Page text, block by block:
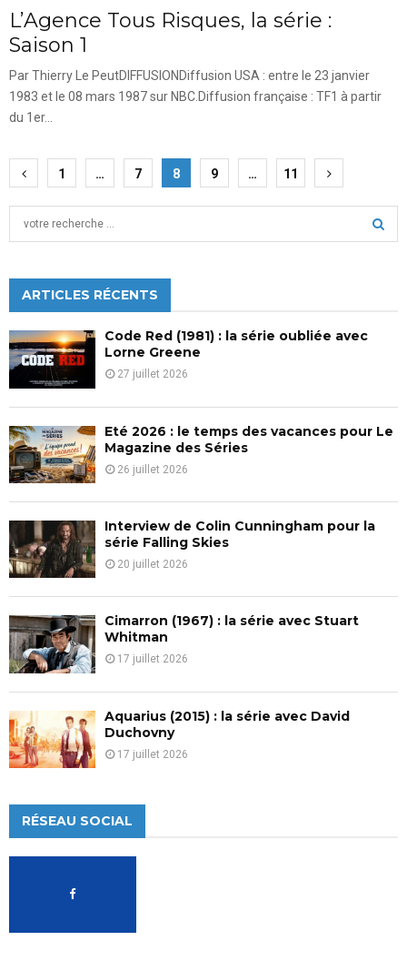
L’Agence Tous Risques, la série :
Saison 1
Par Thierry Le PeutDIFFUSIONDiffusion USA : entre le 23 janvier
1983 et le 08 mars 1987 sur NBC.Diffusion française : TF1 à partir
du 1er...
Pagination
des
publications
1 … 7 8 9 … 11
h
f
o
r
:
C
ARTICLES RÉCENTS
Code Red (1981) : la série oubliée avec
Lorne Greene
27 juillet 2026
Eté 2026 : le temps des vacances pour Le
Magazine des Séries
26 juillet 2026
Interview de Colin Cunningham pour la
série Falling Skies
20 juillet 2026
Cimarron (1967) : la série avec Stuart
Whitman
17 juillet 2026
Aquarius (2015) : la série avec David
Duchovny
17 juillet 2026
RÉSEAU SOCIAL